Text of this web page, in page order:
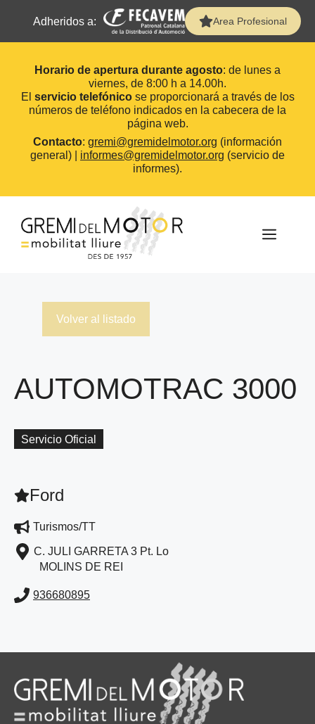
Adheridos a: Area Profesional
Horario de apertura durante agosto: de lunes a
viernes, de 8:00 h a 14.00h.
El servicio telefónicose proporcionará a través de los
números de teléfono indicados en la cabecera de la
página web.
Contacto: gremi@gremidelmotor.org (información
general) | informes@gremidelmotor.org (servicio de
informes).
contenido
Volver al listado
AUTOMOTRAC 3000
Servicio Oficial
Ford
Turismos/TT
C. JULI GARRETA 3 Pt. Lo
MOLINS DE REI
936680895